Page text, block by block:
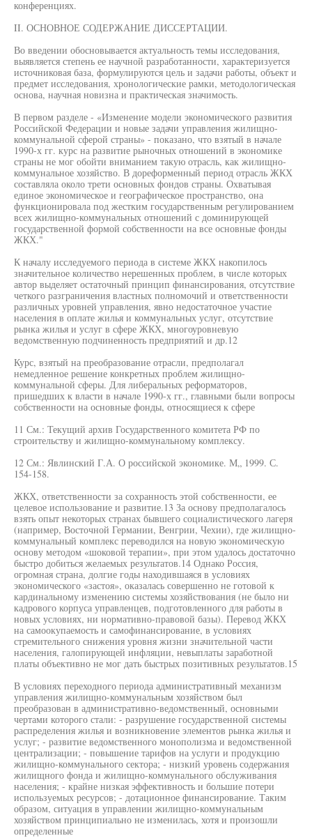
конференциях.
II. ОСНОВНОЕ СОДЕРЖАНИЕ ДИССЕРТАЦИИ.
Во введении обосновывается актуальность темы исследования,
выявляется степень ее научной разработанности, характеризуется
источниковая база, формулируются цель и задачи работы, объект и
предмет исследования, хронологические рамки, методологическая
основа, научная новизна и практическая значимость.
В первом разделе - «Изменение модели экономического развития
Российской Федерации и новые задачи управления жилищно-
коммунальной сферой страны» - показано, что взятый в начале
1990-х гг. курс на развитие рыночных отношений в экономике
страны не мог обойти вниманием такую отрасль, как жилищно-
коммунальное хозяйство. В дореформенный период отрасль ЖКХ
составляла около трети основных фондов страны. Охватывая
единое экономическое и географическое пространство, она
функционировала под жестким государственным регулированием
всех жилищно-коммунальных отношений с доминирующей
государственной формой собственности на все основные фонды
ЖКХ."
К началу исследуемого периода в системе ЖКХ накопилось
значительное количество нерешенных проблем, в числе которых
автор выделяет остаточный принцип финансирования, отсутствие
четкого разграничения властных полномочий и ответственности
различных уровней управления, явно недостаточное участие
населения в оплате жилья и коммунальных услуг, отсутствие
рынка жилья и услуг в сфере ЖКХ, многоуровневую
ведомственную подчиненность предприятий и др.12
Курс, взятый на преобразование отрасли, предполагал
немедленное решение конкретных проблем жилищно-
коммунальной сферы. Для либеральных реформаторов,
пришедших к власти в начале 1990-х гг., главными были вопросы
собственности на основные фонды, относящиеся к сфере
11 См.: Текущий архив Государственного комитета РФ по
строительству и жилищно-коммунальному комплексу.
12 См.: Явлинский Г.А. О российской экономике. М„ 1999. С.
154-158.
ЖКХ, ответственности за сохранность этой собственности, ее
целевое использование и развитие.13 За основу предполагалось
взять опыт некоторых странах бывшего социалистического лагеря
(например, Восточной Германии, Венгрии, Чехии), где жилищно-
коммунальный комплекс переводился на новую экономическую
основу методом «шоковой терапии», при этом удалось достаточно
быстро добиться желаемых результатов.14 Однако Россия,
огромная страна, долгие годы находившаяся в условиях
экономического «застоя», оказалась совершенно не готовой к
кардинальному изменению системы хозяйствования (не было ни
кадрового корпуса управленцев, подготовленного для работы в
новых условиях, ни нормативно-правовой базы). Перевод ЖКХ
на самоокупаемость и самофинансирование, в условиях
стремительного снижения уровня жизни значительной части
населения, галопирующей инфляции, невыплаты заработной
платы объективно не мог дать быстрых позитивных результатов.15
В условиях переходного периода административный механизм
управления жилищно-коммунальным хозяйством был
преобразован в административно-ведомственный, основными
чертами которого стали: - разрушение государственной системы
распределения жилья и возникновение элементов рынка жилья и
услуг; - развитие ведомственного монополизма и ведомственной
централизации; - повышение тарифов на услуги и продукцию
жилищно-коммунального сектора; - низкий уровень содержания
жилищного фонда и жилищно-коммунального обслуживания
населения; - крайне низкая эффективность и большие потери
используемых ресурсов; - дотационное финансирование. Таким
образом, ситуация в управлении жилищно-коммунальным
хозяйством принципиально не изменилась, хотя и произошли
определенные